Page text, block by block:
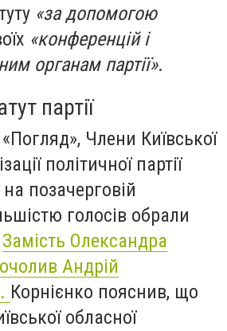
«за допомогою
«конференцій і
органам партії».
партії
Члени Київської
політичної партії
позачерговій
голосів обрали
Замість Олександра
Андрій
Корнієнко пояснив, що
обласної